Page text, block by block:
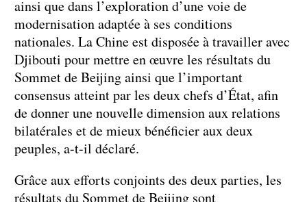
ainsi que dans l’exploration d’une voie de
modernisation adaptée à ses conditions
nationales. La Chine est disposée à travailler avec
Djibouti pour mettre en œuvre les résultats du
Sommet de Beijing ainsi que l’important
consensus atteint par les deux chefs d’État, afin
de donner une nouvelle dimension aux relations
bilatérales et de mieux bénéficier aux deux
peuples, a-t-il déclaré.
Grâce aux efforts conjoints des deux parties, les
résultats du Sommet de Beijing sont